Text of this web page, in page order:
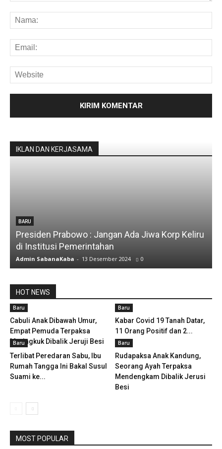
IKLAN DAN KERJASAMA
BARU
Presiden Prabowo : Jangan Ada Jiwa Korp Keliru
di Institusi Pemerintahan
Admin SabanaKaba - 13 Desember 2024 0
HOT NEWS
Baru
Cabuli Anak Dibawah Umur,
Empat Pemuda Terpaksa
Meringkuk Dibalik Jeruji Besi
Baru
Kabar Covid 19 Tanah Datar,
11 Orang Positif dan 2...
Baru
Terlibat Peredaran Sabu, Ibu
Rumah Tangga Ini Bakal Susul
Suami ke...
Baru
Rudapaksa Anak Kandung,
Seorang Ayah Terpaksa
Mendengkam Dibalik Jerusi
Besi
MOST POPULAR